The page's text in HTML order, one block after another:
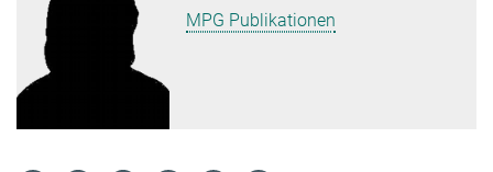
MPG Publikationen